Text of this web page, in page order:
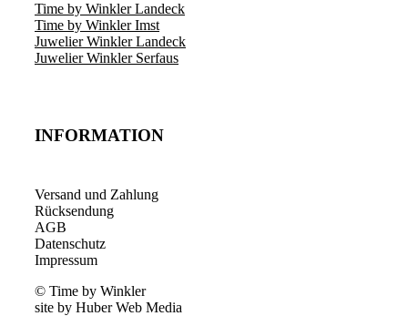
Time by Winkler Landeck
Time by Winkler Imst
Juwelier Winkler Landeck
Juwelier Winkler Serfaus
INFORMATION
Versand und Zahlung
Rücksendung
AGB
Datenschutz
Impressum
© Time by Winkler
site by Huber Web Media